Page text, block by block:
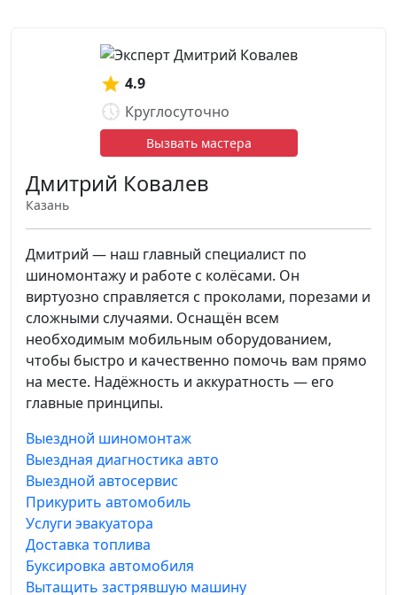
4.9
Круглосуточно
Вызвать мастера
Дмитрий Ковалев
Казань
Дмитрий — наш главный специалист по
шиномонтажу и работе с колёсами. Он
виртуозно справляется с проколами, порезами и
сложными случаями. Оснащён всем
необходимым мобильным оборудованием,
чтобы быстро и качественно помочь вам прямо
на месте. Надёжность и аккуратность — его
главные принципы.
Выездной шиномонтаж
Выездная диагностика авто
Выездной автосервис
Прикурить автомобиль
Услуги эвакуатора
Доставка топлива
Буксировка автомобиля
Вытащить застрявшую машину